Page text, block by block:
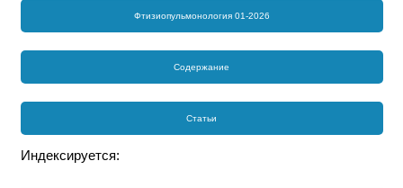
Фтизиопульмонология 01-2026
Содержание
Статьи
Индексируется: